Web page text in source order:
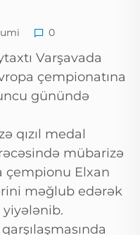
0
Varşavada
çempionatına
günündə
qızıl medal
mübarizə
çempionu Elxan
məğlub edərək